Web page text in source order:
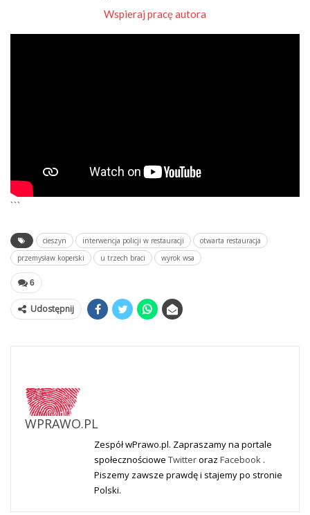
Wspieraj pracę autora
```
cieszyn interwencja policji w restauracji
otwarta restauracja
przemysław koperski
u trzech braci wyrok wsa
6
Udostępnij
WPRAWO.PL
Zespół wPrawo.pl. Zapraszamy na portale
społecznościowe Twitteroraz Facebook .
Piszemy zawsze prawdę i stajemy po stronie
Polski.